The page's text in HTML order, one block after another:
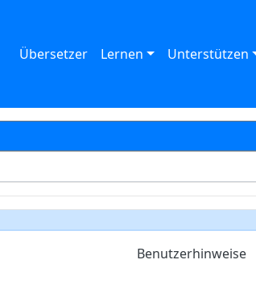
Übersetzer Lernen Unterstützen
Benutzerhinweise